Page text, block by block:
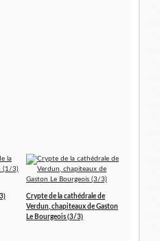
Crypte de la cathédrale de
Verdun, chapiteaux de Gaston
Le Bourgeois (3/3)